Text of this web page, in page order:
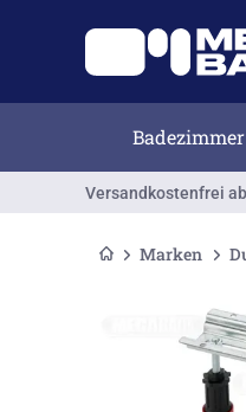
Badezimmer
Versandkostenfrei
Marken